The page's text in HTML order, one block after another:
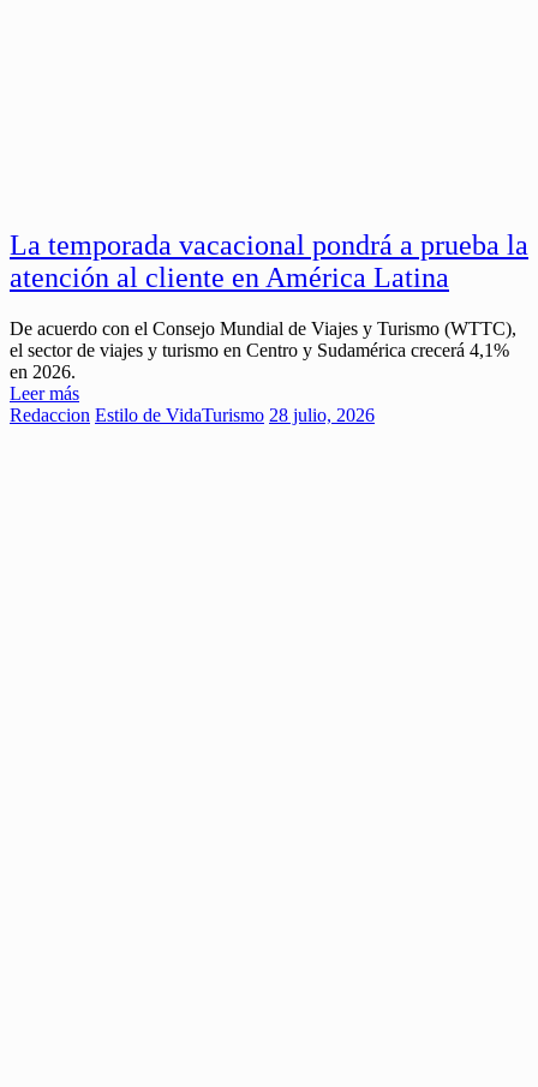
La temporada vacacional pondrá a prueba la
atención al cliente en América Latina
De acuerdo con el Consejo Mundial de Viajes y Turismo (WTTC),
el sector de viajes y turismo en Centro y Sudamérica crecerá 4,1%
en 2026.
Leer más
Redaccion Estilo de VidaTurismo 28 julio, 2026